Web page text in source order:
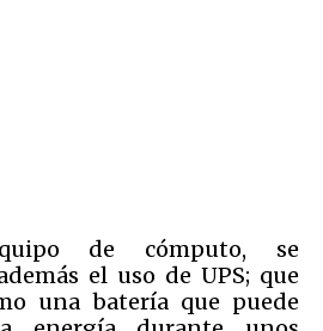
de cómputo, se
el uso de UPS; que
una batería que puede